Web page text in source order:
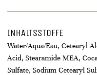
INHALTSSTOFFE
Water/Aqua/Eau, Cetearyl
Acid, Stearamide MEA,
Sulfate, Sodium Cetearyl